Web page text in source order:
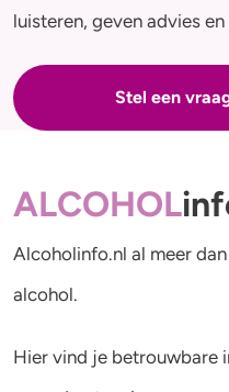
luisteren, geven advies
Stel een
ALCOHOL
Alcoholinfo.nl al meer
alcohol.
Hier vind je betrouwbare